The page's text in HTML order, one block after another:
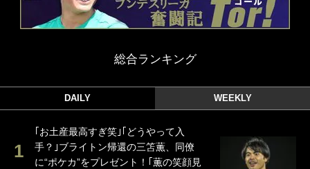
総合ランキング
DAILY WEEKLY
｢お土産最高すぎ笑｣｢どうやって入
手？｣ブライトン帰還の三笘薫、同僚
に“ポケカ”をプレゼント！｢薫の笑顔見